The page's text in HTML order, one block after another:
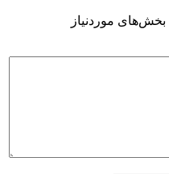
بخش‌های موردنیاز